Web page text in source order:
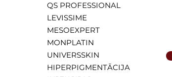
QS PROFESSIONAL
LEVISSIME
MESOEXPERT
MONPLATIN
UNIVERSSKIN
HIPERPIGMENTĀCIJA